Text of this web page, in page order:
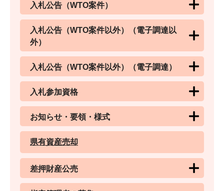
入札公告（WTO案件）
入札公告（WTO案件以外）（電子調達以
外）
入札公告（WTO案件以外）（電子調達）
入札参加資格
お知らせ・要領・様式
県有資産売却
差押財産公売